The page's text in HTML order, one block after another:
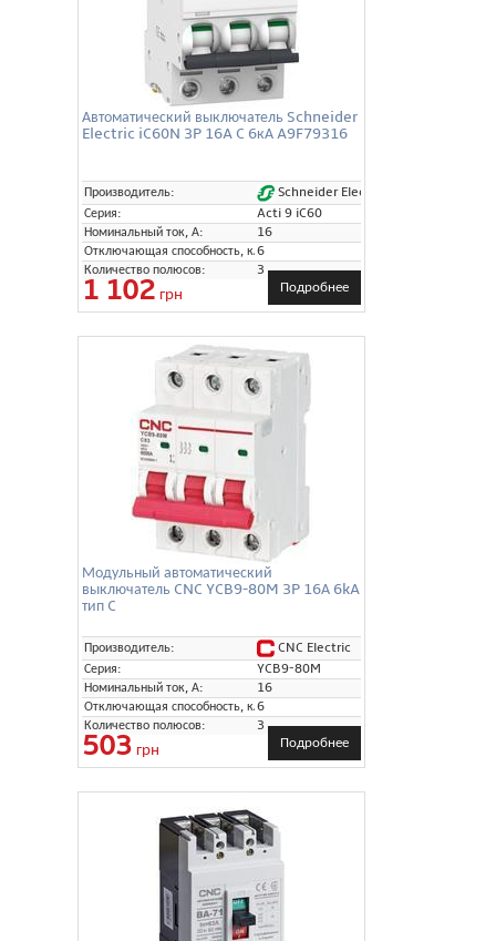
Автоматический выключатель Schneider
Electric iC60N 3P 16A C 6кА A9F79316
Производитель:
Schneider Electric
Серия:
Acti 9 iC60
Номинальный ток, А:
16
Отключающая способность, кА:
6
Количество полюсов:
3
1 102 грн Подробнее
Модульный автоматический
выключатель CNC YCB9-80M 3P 16А 6kA
тип C
Производитель:
CNC Electric
Серия:
YCB9-80M
Номинальный ток, А:
16
Отключающая способность, кА:
6
Количество полюсов:
3
503 грн Подробнее